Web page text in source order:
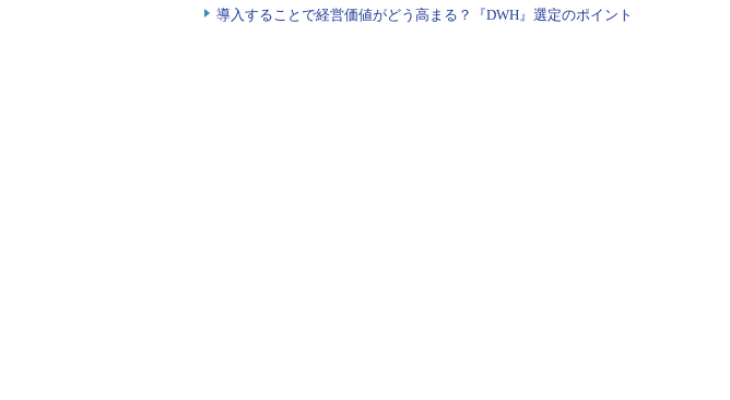
導入することで経営価値がどう高まる？『DWH』選定のポイント